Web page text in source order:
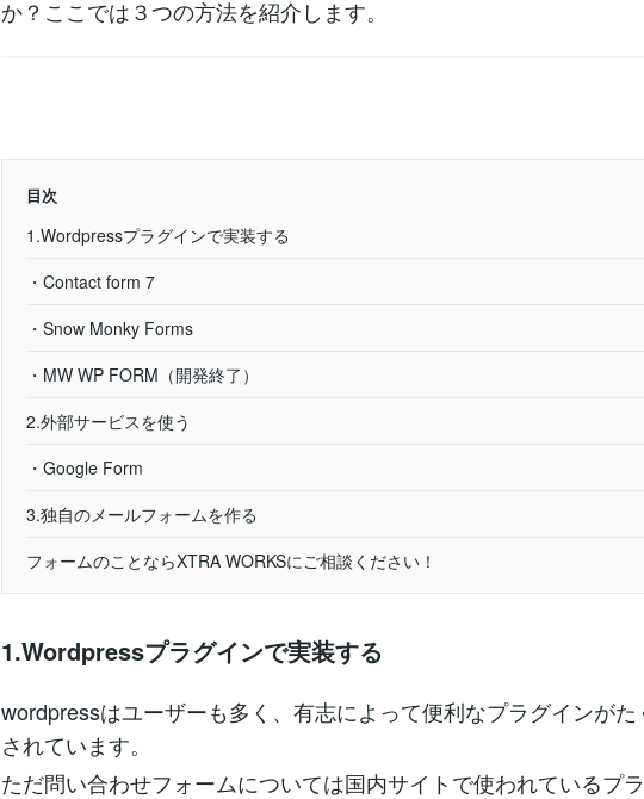
か？ここでは３つの方法を紹介します。
目次
1.Wordpressプラグインで実装する
・Contact form 7
・Snow Monky Forms
・MW WP FORM（開発終了）
2.外部サービスを使う
・Google Form
3.独自のメールフォームを作る
フォームのことならXTRA WORKSにご相談ください！
1.Wordpressプラグインで実装する
wordpressはユーザーも多く、有志によって便利なプラグインが
されています。
ただ問い合わせフォームについては国内サイトで使われているプ